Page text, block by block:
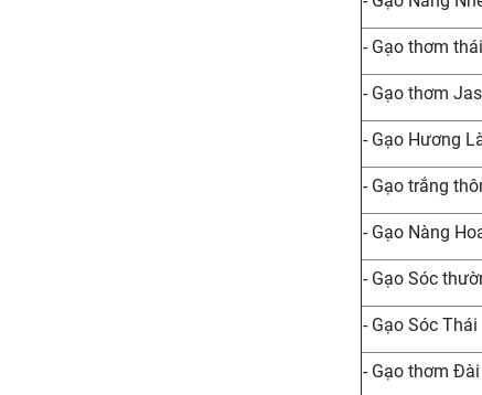
- Gạo thơm
- Gạo thơm
- Gạo Hương
- Gạo trắng
- Gạo Nàng
- Gạo Sóc
- Gạo Sóc Thái
- Gạo thơm